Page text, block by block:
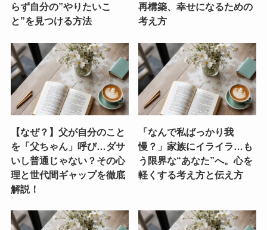
らず自分の”やりたいこ
と”を見つける方法
再構築、幸せになるための
考え方
【なぜ？】父が自分のこと
を「父ちゃん」呼び…ダサ
いし普通じゃない？その心
理と世代間ギャップを徹底
解説！
「なんで私ばっかり我
慢？」家族にイライラ…も
う限界な“あなた”へ。心を
軽くする考え方と伝え方